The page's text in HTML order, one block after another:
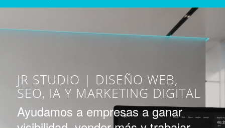
JR STUDIO | DISEÑO WEB,
SEO, IA Y MARKETING DIGITAL
Ayudamos a empresas a ganar